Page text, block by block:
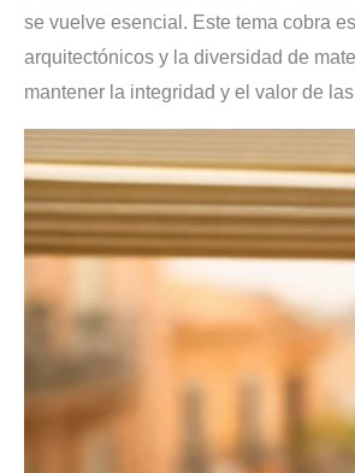
se vuelve esencial. Este tema cobra
arquitectónicos y la diversidad de
mantener la integridad y el valor de